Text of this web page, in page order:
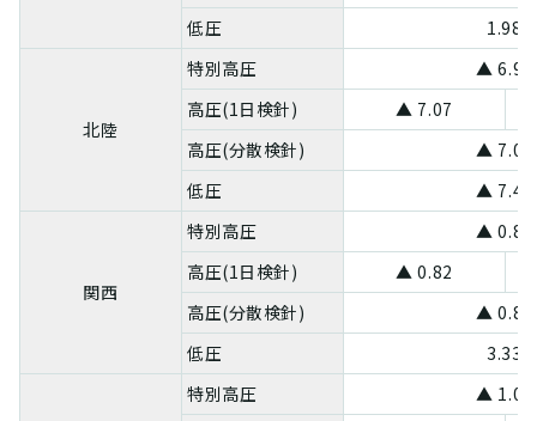
低圧
1.98
北陸
特別高圧
▲ 6.93
高圧(1日検針)
▲ 7.07
高圧(分散検針)
▲ 7.07
低圧
▲ 7.43
関西
特別高圧
▲ 0.81
高圧(1日検針)
▲ 0.82
高圧(分散検針)
▲ 0.82
低圧
3.33
特別高圧
▲ 1.04